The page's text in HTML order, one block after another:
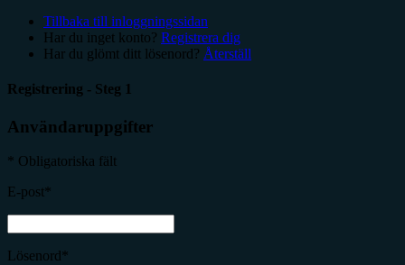
Tillbaka till inloggningssidan
Har du inget konto? Registrera dig
Har du glömt ditt lösenord? Återställ
Registrering - Steg 1
Användaruppgifter
* Obligatoriska fält
E-post*
Lösenord*